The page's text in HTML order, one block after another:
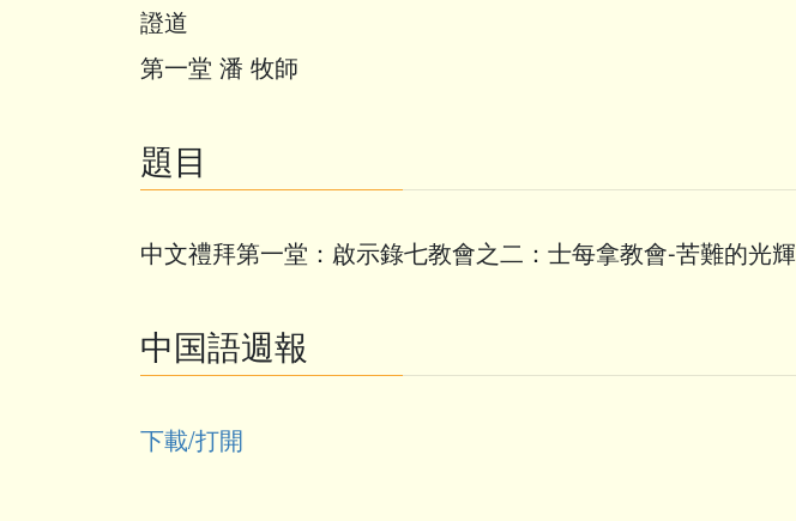
證道
第一堂 潘 牧師
題目
中文禮拜第一堂：啟示錄七教會之二：士每拿教會-苦難的光輝
中国語週報
下載/打開